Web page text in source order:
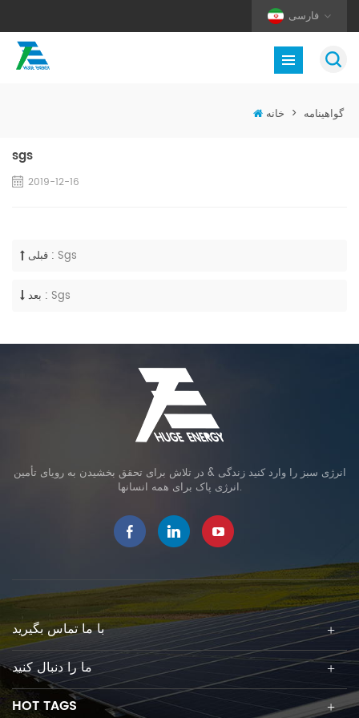
فارسی
خانه > گواهینامه
sgs
2019-12-16
قبلی : Sgs
بعد : Sgs
انرژی سبز را وارد کنید زندگی & در تلاش برای تحقق بخشیدن به رویای تأمین
انرژی پاک برای همه انسانها.
با ما تماس بگیرید
ما را دنبال کنید
HOT TAGS